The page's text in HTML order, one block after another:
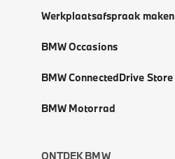
Werkplaatsafspraak maken
BMW Occasions
BMW ConnectedDrive Store
BMW Motorrad
ONTDEK BMW